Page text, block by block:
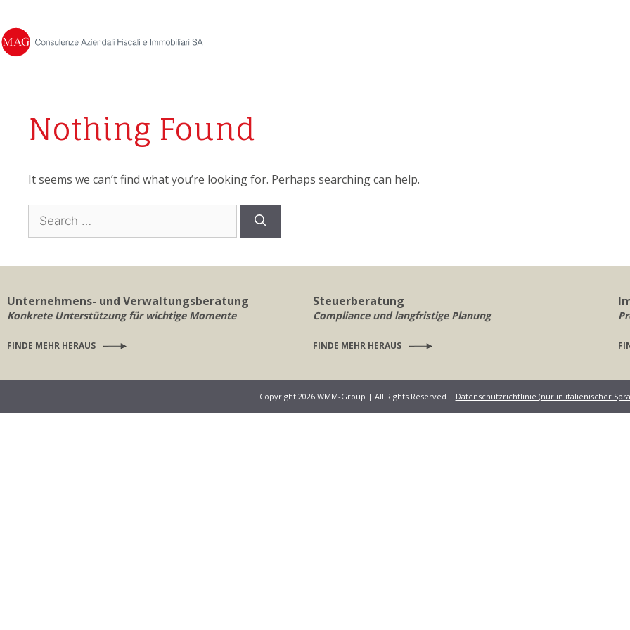
Nothing Found
It seems we can’t find what you’re looking for. Perhaps searching can help.
Unternehmens- und Verwaltungsberatung
Konkrete Unterstützung für wichtige Momente
FINDE MEHR HERAUS
Steuerberatung
Compliance und langfristige Planung
FINDE MEHR HERAUS
Copyright 2026 WMM-Group | All Rights Reserved | Datenschutzrichtlinie (nur in italienischer